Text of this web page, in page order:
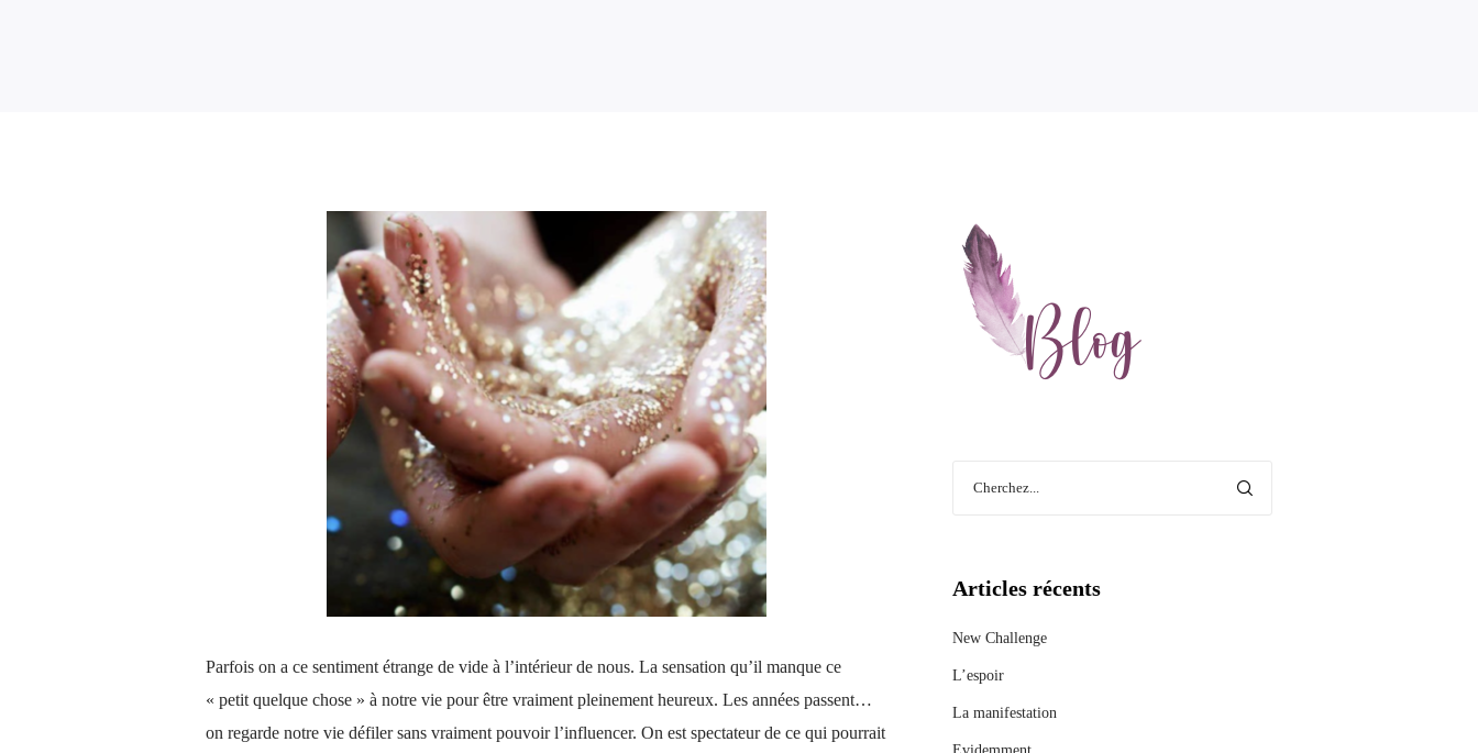
Parfois on a ce sentiment étrange de vide à l’intérieur de nous. La sensation qu’il manque ce
« petit quelque chose » à notre vie pour être vraiment pleinement heureux. Les années passent…
on regarde notre vie défiler sans vraiment pouvoir l’influencer. On est spectateur de ce qui pourrait
Articles récents
New Challenge
L’espoir
La manifestation